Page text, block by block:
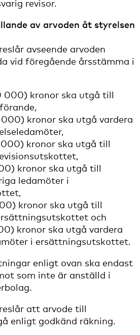
revisor.
av arvoden åt styrelsen
avseende arvoden
vid föregående årsstämma i
kronor ska utgå till
kronor ska utgå vardera
kronor ska utgå till
kronor ska utgå till
ledamöter i
kronor ska utgå till
och
kronor ska utgå vardera
i ersättningsutskottet.
enligt ovan ska endast
som inte är anställd i
att arvode till
enligt godkänd räkning.